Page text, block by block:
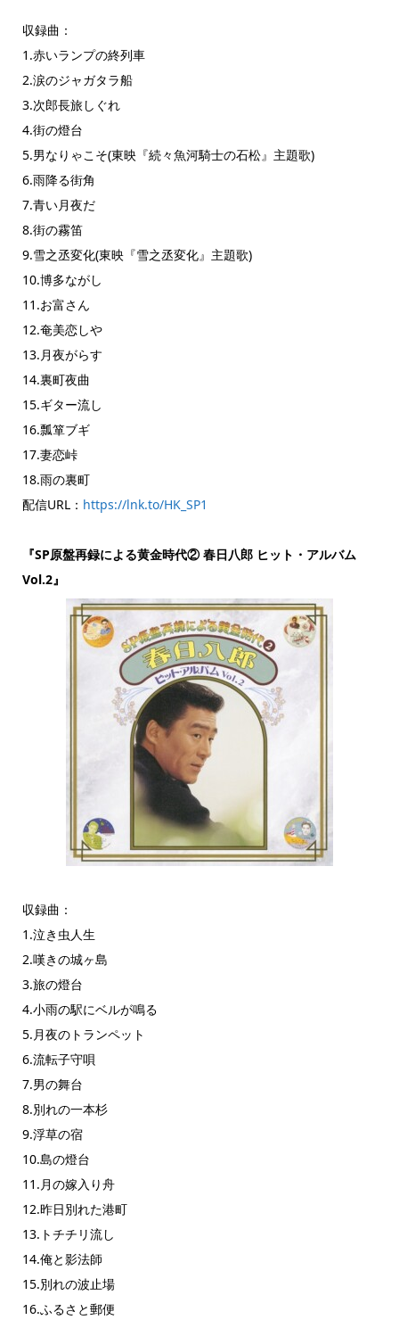
収録曲：
1.赤いランプの終列車
2.涙のジャガタラ船
3.次郎長旅しぐれ
4.街の燈台
5.男なりゃこそ(東映『続々魚河騎士の石松』主題歌)
6.雨降る街角
7.青い月夜だ
8.街の霧笛
9.雪之丞変化(東映『雪之丞変化』主題歌)
10.博多ながし
11.お富さん
12.奄美恋しや
13.月夜がらす
14.裏町夜曲
15.ギター流し
16.瓢箪ブギ
17.妻恋峠
18.雨の裏町
配信URL： https://lnk.to/HK_SP1
『SP原盤再録による黄金時代② 春日八郎 ヒット・アルバム
Vol.2』
収録曲：
1.泣き虫人生
2.嘆きの城ヶ島
3.旅の燈台
4.小雨の駅にベルが鳴る
5.月夜のトランペット
6.流転子守唄
7.男の舞台
8.別れの一本杉
9.浮草の宿
10.島の燈台
11.月の嫁入り舟
12.昨日別れた港町
13.トチチリ流し
14.俺と影法師
15.別れの波止場
16.ふるさと郵便